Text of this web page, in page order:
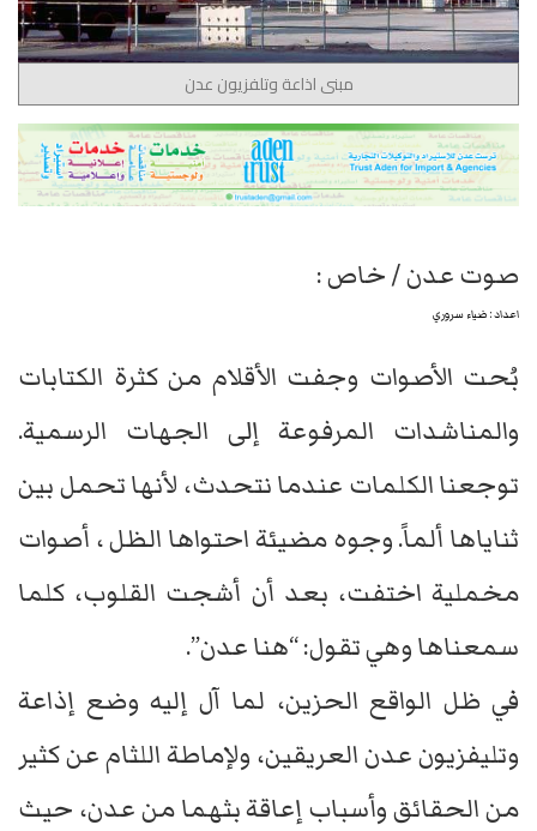
مبنى اذاعة وتلفزيون عدن
​صوت عدن / خاص :
اعداد : ضياء سروري
بُحت الأصوات وجفت الأقلام من كثرة الكتابات
والمناشدات المرفوعة إلى الجهات الرسمية.
توجعنا الكلمات عندما نتحدث، لأنها تحمل بين
ثناياها ألماً. وجوه مضيئة احتواها الظل ، أصوات
مخملية اختفت، بعد أن أشجت القلوب، كلما
سمعناها وهي تقول: “هنا عدن”.
في ظل الواقع الحزين، لما آل إليه وضع إذاعة
وتليفزيون عدن العريقين، ولإماطة اللثام عن كثير
من الحقائق وأسباب إعاقة بثهما من عدن، حيث